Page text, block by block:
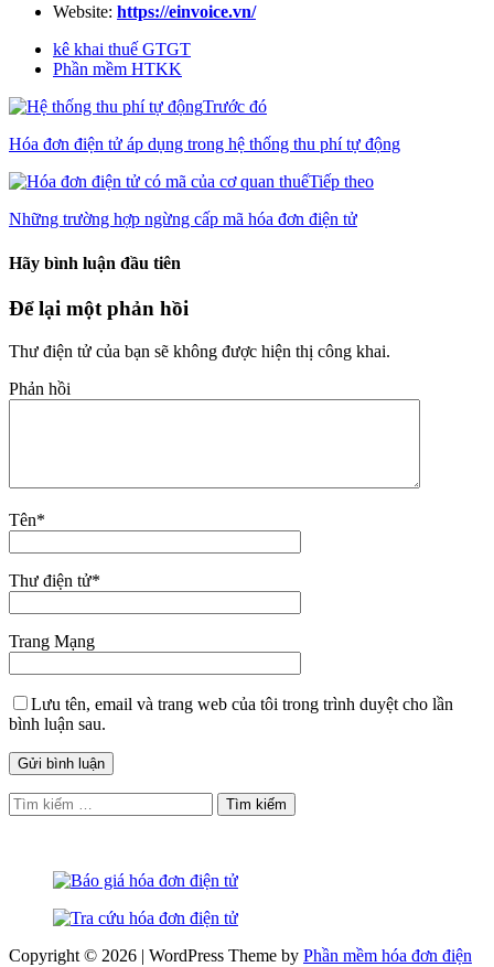
Website: https://einvoice.vn/
kê khai thuế GTGT
Phần mềm HTKK
Trước đó
Hóa đơn điện tử áp dụng trong hệ thống thu phí tự động
Tiếp theo
Những trường hợp ngừng cấp mã hóa đơn điện tử
Hãy bình luận đầu tiên
Để lại một phản hồi
Thư điện tử của bạn sẽ không được hiện thị công khai.
Phản hồi
Tên*
Thư điện tử*
Trang Mạng
Lưu tên, email và trang web của tôi trong trình duyệt cho lần
bình luận sau.
Tìm
kiếm
Copyright © 2026 | WordPress Theme by Phần mềm hóa đơn điện